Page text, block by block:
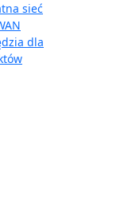
sieć
dla